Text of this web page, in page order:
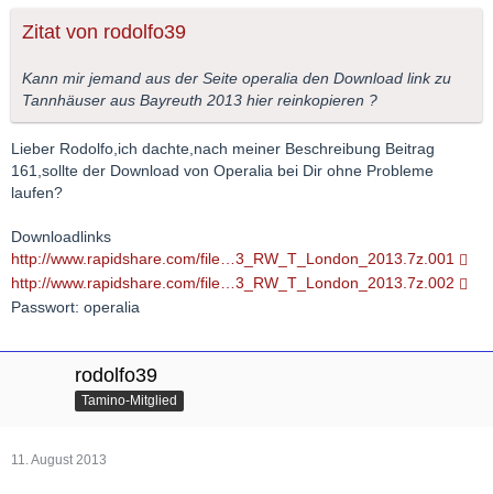
Zitat von rodolfo39
Kann mir jemand aus der Seite operalia den Download link zu
Tannhäuser aus Bayreuth 2013 hier reinkopieren ?
Lieber Rodolfo,ich dachte,nach meiner Beschreibung Beitrag
161,sollte der Download von Operalia bei Dir ohne Probleme
laufen?
Downloadlinks
http://www.rapidshare.com/file…3_RW_T_London_2013.7z.001
http://www.rapidshare.com/file…3_RW_T_London_2013.7z.002
Passwort: operalia
rodolfo39
Tamino-Mitglied
11. August 2013